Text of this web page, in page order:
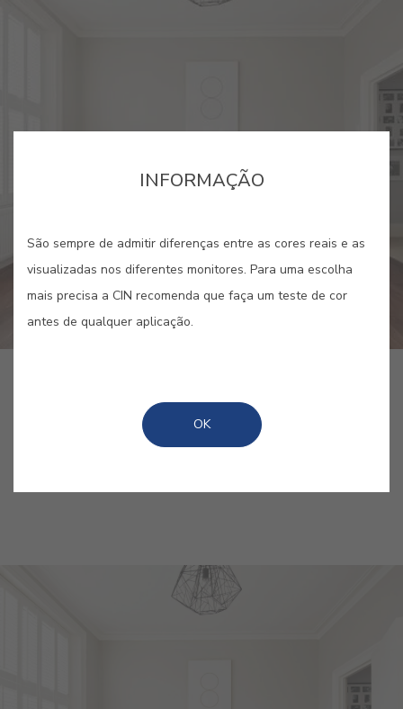
INFORMAÇÃO
São sempre de admitir diferenças entre as cores reais e as
visualizadas nos diferentes monitores. Para uma escolha
mais precisa a CIN recomenda que faça um teste de cor
antes de qualquer aplicação.
OK